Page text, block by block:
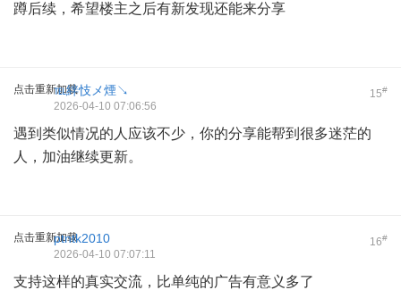
蹲后续，希望楼主之后有新发现还能来分享
点击重新加载 15#
℡絆忮メ煙↘
2026-04-10 07:06:56
遇到类似情况的人应该不少，你的分享能帮到很多迷茫的
人，加油继续更新。
点击重新加载 16#
ptntk2010
2026-04-10 07:07:11
支持这样的真实交流，比单纯的广告有意义多了